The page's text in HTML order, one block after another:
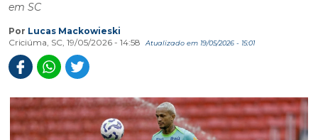
em SC
Por Lucas Mackowieski
Criciúma, SC, 19/05/2026 - 14:58
Atualizado em 19/05/2026 - 15:01